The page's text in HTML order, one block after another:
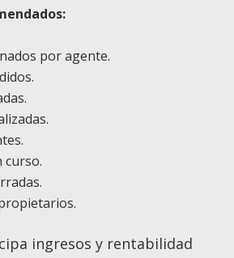
por agente.
curso.
ingresos y rentabilidad